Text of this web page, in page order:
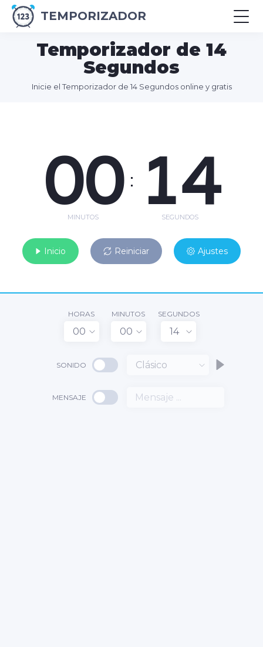
TEMPORIZADOR
Temporizador de 14
Segundos
Inicie el Temporizador de 14 Segundos online y gratis
00
MINUTOS
: 14
SEGUNDOS
Inicio Reiniciar Ajustes
HORAS
00
MINUTOS
00
SEGUNDOS
14
SONIDO Clásico
MENSAJE